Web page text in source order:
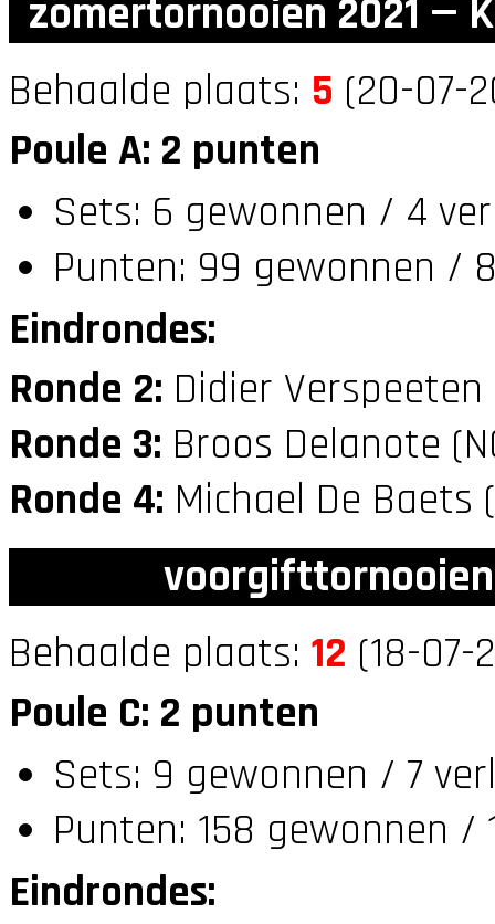
zomertornooien 2021 —
Behaalde plaats: 5 (20-07-
Poule A: 2 punten
Sets: 6 gewonnen / 4
Punten: 99 gewonnen /
Eindrondes:
Ronde 2: Didier
Ronde 3: Broos Delanote
Ronde 4: Michael De Baets
Behaalde plaats: 12 (18-07-
Poule C: 2 punten
Sets: 9 gewonnen / 7
Punten: 158 gewonnen /
Eindrondes: